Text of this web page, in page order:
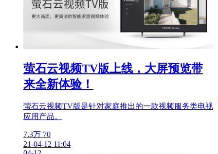
萤石云视频TV版上线，大屏预览带
来全新体验！
萤石云视频TV版是针对家庭推出的一款视频服务类电视
应用产品。
7.3万 70
21-04-12 11:04